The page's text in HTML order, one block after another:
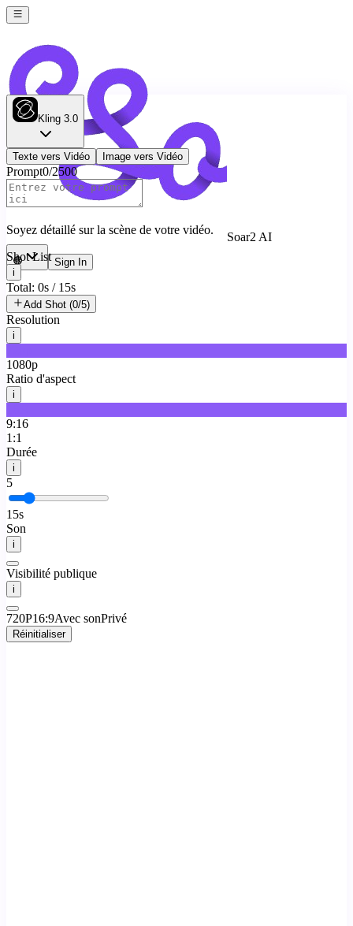
Soar2 AI
Sign In
Kling 3.0
Texte vers Vidéo Image vers Vidéo
Prompt0/2500
Soyez détaillé sur la scène de votre vidéo.
Shot List
i
Total: 0s / 15s
Add Shot (0/5)
Resolution
i
1080p
Ratio d'aspect
i
9:16
1:1
Durée
i
5
15s
Son
i
Visibilité publique
i
720P16:9Avec sonPrivé
Réinitialiser